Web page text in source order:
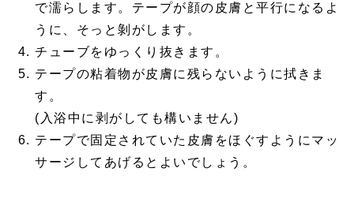
で濡らします。テープが顔の皮膚と平行になるよ
うに、そっと剝がします。
チューブをゆっくり抜きます。
テープの粘着物が皮膚に残らないように拭きま
す。
(入浴中に剥がしても構いません)
テープで固定されていた皮膚をほぐすようにマッ
サージしてあげるとよいでしょう。